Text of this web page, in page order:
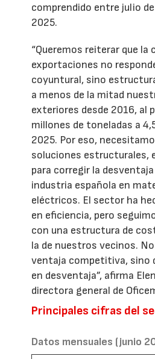
comprendido entre julio
2025.
“Queremos reiterar que la
exportaciones no
coyuntural, sino
a menos de la mitad
exteriores desde 2016, al
millones de toneladas a
2025. Por eso,
soluciones estructurales,
para corregir la
industria española en
eléctricos. El sector ha
en eficiencia, pero
con una estructura de
la de nuestros vecinos.
ventaja competitiva, sino
en desventaja”, afirma
directora general de
Principales cifras del
Datos mensuales (junio